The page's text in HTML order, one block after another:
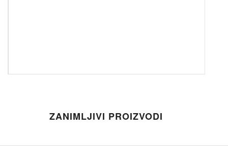
ZANIMLJIVI PROIZVODI